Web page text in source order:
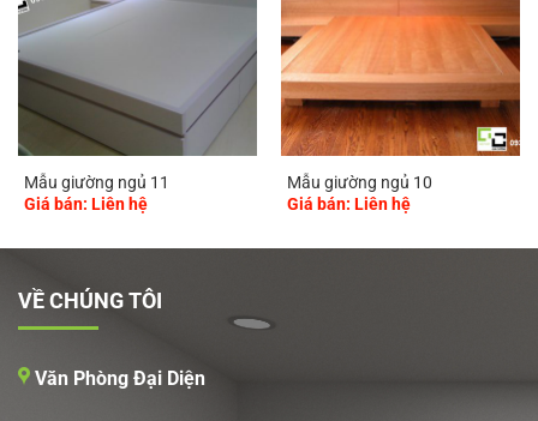
Mẫu giường ngủ 11
Giá bán: Liên hệ
Mẫu giường ngủ 10
Giá bán: Liên hệ
VỀ CHÚNG TÔI
Văn Phòng Đại Diện